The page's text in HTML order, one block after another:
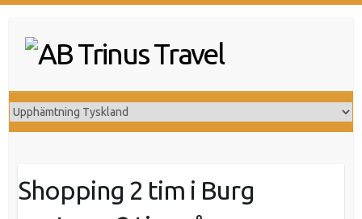
innehåll
Shopping 2 tim i Burg